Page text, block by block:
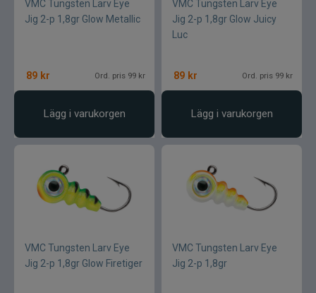
VMC Tungsten Larv Eye
Jig 2-p 1,8gr Glow Metallic
89 kr Ord. pris 99 kr
Lägg i varukorgen
VMC Tungsten Larv Eye
Jig 2-p 1,8gr Glow Juicy
Luc
89 kr Ord. pris 99 kr
Lägg i varukorgen
VMC Tungsten Larv Eye
Jig 2-p 1,8gr Glow Firetiger
VMC Tungsten Larv Eye
Jig 2-p 1,8gr